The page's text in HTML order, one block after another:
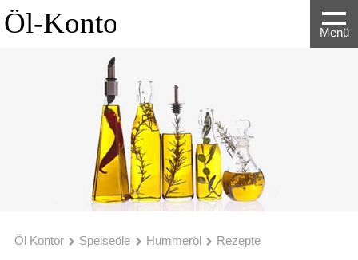
Menü
Öl Kontor Speiseöle Hummeröl
Rezepte